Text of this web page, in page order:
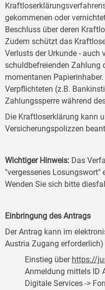
gekommenen oder
Beschluss über deren
Zudem schützt das
Verlusts der Urkunde - auch
schuldbefreienden Zahlung
momentanen
Verpflichteten (z.B.
Zahlungssperre während
Die Kraftloserklärung kann
Versicherungspolizzen
Wichtiger Hinweis: Das
"vergessenes Losungswort"
Wenden Sie sich bitte
Einbringung des Antrags
Der Antrag kann im
Austria Zugang
Einstieg über https://
Anmeldung mittels ID
Digitale Services ->